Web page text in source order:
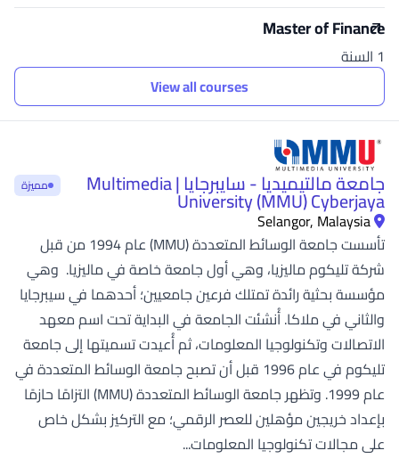
Master of Finance
1 السنة
View all courses
جامعة مالتيميديا - سايبرجايا | Multimedia
University (MMU) Cyberjaya مميزة
Selangor, Malaysia
تأسست جامعة الوسائط المتعددة (MMU) عام 1994 من قبل
شركة تليكوم ماليزيا، وهي أول جامعة خاصة في ماليزيا. وهي
مؤسسة بحثية رائدة تمتلك فرعين جامعيين؛ أحدهما في سيبرجايا
والثاني في ملاكا. أُنشئت الجامعة في البداية تحت اسم معهد
الاتصالات وتكنولوجيا المعلومات، ثم أُعيدت تسميتها إلى جامعة
تليكوم في عام 1996 قبل أن تصبح جامعة الوسائط المتعددة في
عام 1999. وتظهر جامعة الوسائط المتعددة (MMU) التزامًا حازمًا
بإعداد خريجين مؤهلين للعصر الرقمي؛ مع التركيز بشكل خاص
على مجالات تكنولوجيا المعلومات...